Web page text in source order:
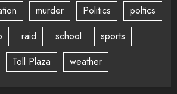
murder Politics
poltics
raid school
sports
Toll Plaza weather